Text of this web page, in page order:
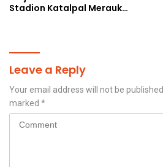
Stadion Katalpal Merauke,
Leave a Reply
Your email address will not be published.
marked *